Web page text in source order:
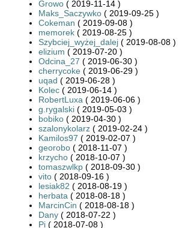
Growo ( 2019-11-14 )
Maks_Saczywko ( 2019-09-25 )
Cokeman ( 2019-09-08 )
memorek ( 2019-08-25 )
Szybciej_wyżej_dalej ( 2019-08-08 )
elizium ( 2019-07-20 )
Odcina_27 ( 2019-06-30 )
cherrycoke ( 2019-06-29 )
uqad ( 2019-06-28 )
Kolec ( 2019-06-14 )
RobertLuxa ( 2019-06-06 )
g.rygalski ( 2019-05-03 )
bobiko ( 2019-04-30 )
szalonykolarz ( 2019-02-24 )
Kamilos97 ( 2019-02-07 )
georobo ( 2018-11-07 )
krzycho ( 2018-10-07 )
tomaszwlkp ( 2018-09-30 )
vito ( 2018-09-16 )
lesiak82 ( 2018-08-19 )
herbata ( 2018-08-18 )
MarcinCin ( 2018-08-18 )
Dany ( 2018-07-22 )
Pi ( 2018-07-08 )